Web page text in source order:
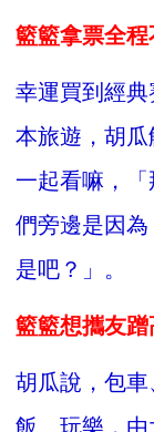
籃籃拿票全程
幸運買到經
本旅遊，胡
一起看嘛，
們旁邊是因為
是吧？」。
籃籃想攜友蹭
胡瓜說，包
飯、玩樂，